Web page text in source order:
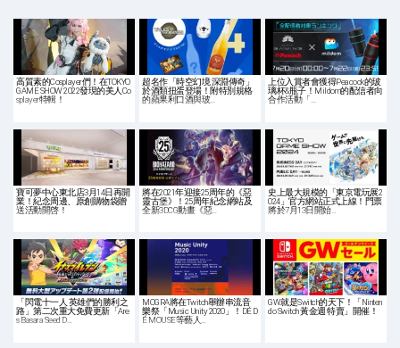
高質素的Cosplayer們！在TOKYO
GAME SHOW 2022發現的美人Co
splayer特輯！
超名作「時空幻境 深淵傳奇」
於酒類扭蛋登場！附特別規格
的蘋果利口酒與玻…
上位入賞者會獲得Peacock的玻
璃杯&瓶子！Mildom的配信者向
合作活動「…
寶可夢中心東北店3月14日再開
業！紀念周邊、原創購物袋贈
送活動開啓！
將在2021年迎接25周年的《惡
靈古堡》！25周年紀念網站及
全新3DCG動畫《惡…
史上最大規模的「東京電玩展2
024」官方網站正式上線！門票
將於7月13日開始…
「閃電十一人 英雄們的勝利之
路」第二次重大免費更新「Are
s Basara Seed D…
MOGRA將在Twitch舉辦串流音
樂祭「Music Unity 2020」！DÉ D
É MOUSE等藝人…
GW就是Switch的天下！「Ninten
do Switch 黃金週 特賣」開催！